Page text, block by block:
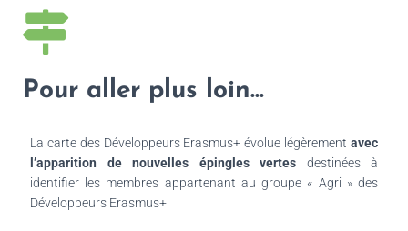
Pour aller plus loin...
La carte des Développeurs Erasmus+ évolue légèrement avec
l’apparition de nouvelles épingles vertes destinées à
identifier les membres appartenant au groupe « Agri » des
Développeurs Erasmus+